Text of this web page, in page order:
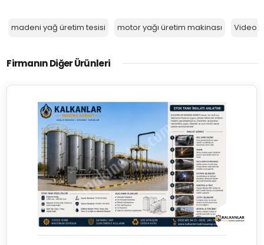
madeni yağ üretim tesisi motor yağı üretim makinası Video
Firmanın Diğer Ürünleri